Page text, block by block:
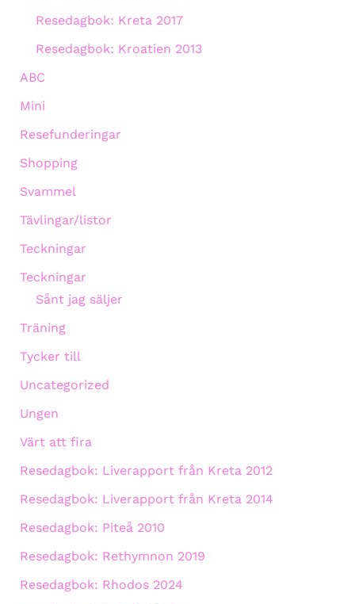
Resedagbok: Kreta 2017
Resedagbok: Kroatien 2013
ABC
Mini
Resefunderingar
Shopping
Svammel
Tävlingar/listor
Teckningar
Teckningar
Sånt jag säljer
Träning
Tycker till
Uncategorized
Ungen
Värt att fira
Resedagbok: Liverapport från Kreta 2012
Resedagbok: Liverapport från Kreta 2014
Resedagbok: Piteå 2010
Resedagbok: Rethymnon 2019
Resedagbok: Rhodos 2024